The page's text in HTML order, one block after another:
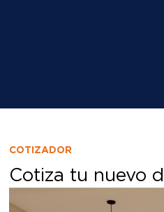
COTIZADOR
Cotiza tu nuevo